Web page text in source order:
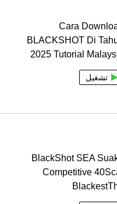
Cara
BLACKSHOT Di
2025 Tutorial
تشغيل
BlackShot SEA
Competitive